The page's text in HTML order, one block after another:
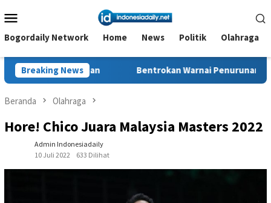
ke
kontenMobile
Bogordaily Network Home News Politik Olahraga
Breaking News
Bentrokan Warnai Penurunan Alat Berat di Desa
Beranda Olahraga
Hore! Chico Juara Malaysia Masters 2022
Admin Indonesiadaily
10 Juli 2022
633 Dilihat